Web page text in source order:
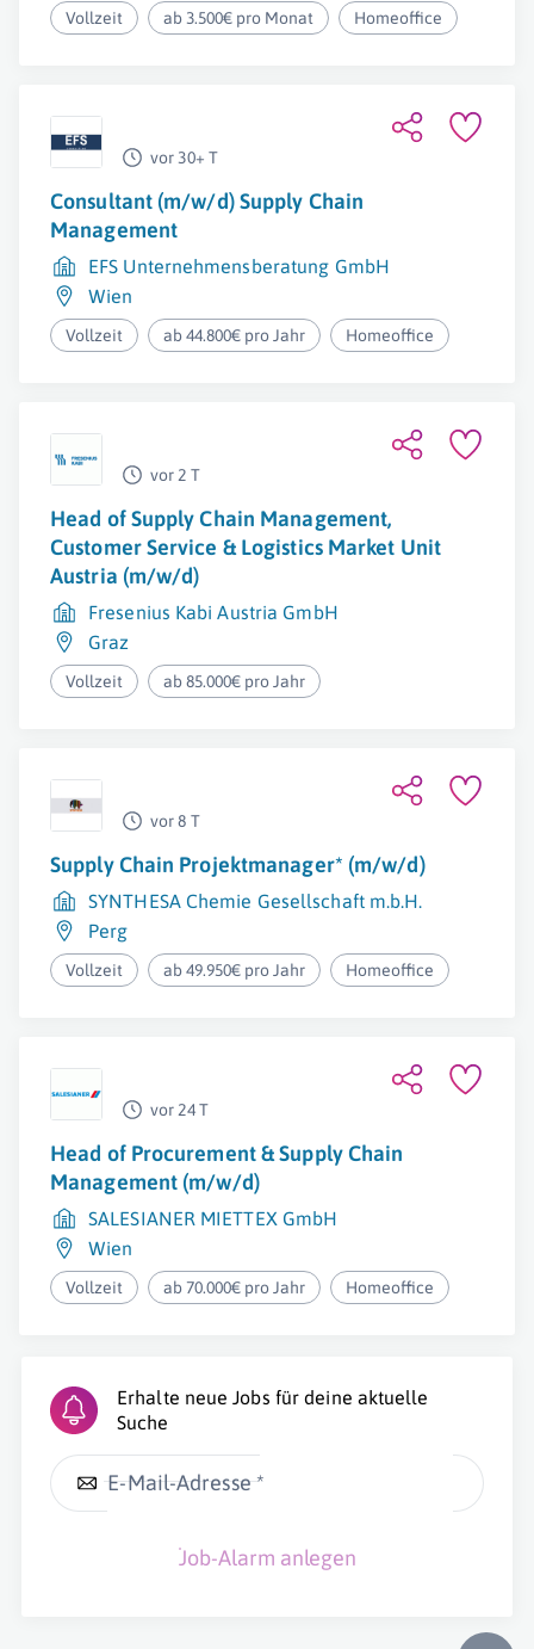
Vollzeit ab 3.500€ pro Monat Homeoffice
vor 30+ T
Consultant (m/w/d) Supply Chain
Management
EFS Unternehmensberatung GmbH
Wien
Vollzeit ab 44.800€ pro Jahr Homeoffice
vor 2 T
Head of Supply Chain Management,
Customer Service & Logistics Market Unit
Austria (m/w/d)
Fresenius Kabi Austria GmbH
Graz
Vollzeit ab 85.000€ pro Jahr
vor 8 T
Supply Chain Projektmanager* (m/w/d)
SYNTHESA Chemie Gesellschaft m.b.H.
Perg
Vollzeit ab 49.950€ pro Jahr Homeoffice
vor 24 T
Head of Procurement & Supply Chain
Management (m/w/d)
SALESIANER MIETTEX GmbH
Wien
Vollzeit ab 70.000€ pro Jahr Homeoffice
Erhalte neue Jobs für deine aktuelle
Suche
E-Mail-Adresse *
Job-Alarm anlegen